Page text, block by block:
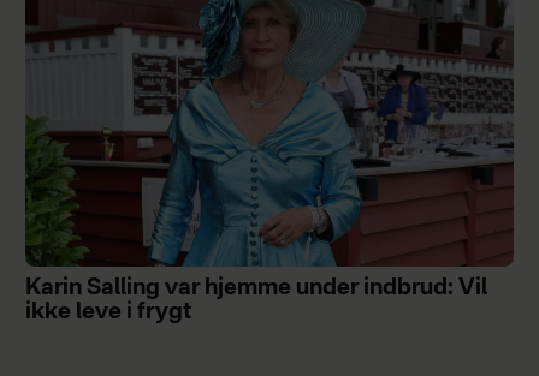
Karin Salling var hjemme under indbrud: Vil
ikke leve i frygt